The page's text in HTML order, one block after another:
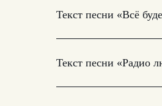
Текст песни «Всё
Текст песни «Радио